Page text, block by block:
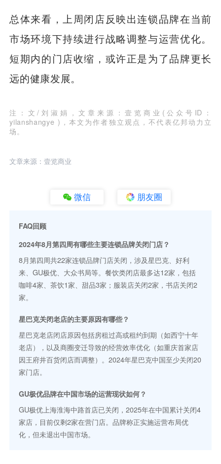
总体来看，上周闭店反映出连锁品牌在当前
市场环境下持续进行战略调整与运营优化。
短期内的门店收缩，或许正是为了品牌更长
远的健康发展。
注：文/刘淑娟，文章来源：壹览商业(公众号ID：
yilanshangye )，本文为作者独立观点，不代表亿邦动力立
场。
文章来源：壹览商业
微信 朋友圈
FAQ回顾
2024年8月第四周有哪些主要连锁品牌关闭门店？
8月第四周共22家连锁品牌门店关闭，涉及星巴克、好利
来、GU极优、大众书局等。餐饮类闭店最多达12家，包括
咖啡4家、茶饮1家、甜品3家；服装店关闭2家，书店关闭2
家。
星巴克关闭老店的主要原因有哪些？
星巴克老店闭店原因包括房租过高或租约到期（如西宁十年
老店），以及商圈变迁导致的经营效率优化（如重庆首家店
因王府井百货闭店而调整）。2024年星巴克中国至少关闭20
家门店。
GU极优品牌在中国市场的运营现状如何？
GU极优上海淮海中路首店已关闭，2025年在中国累计关闭4
家店，目前仅剩2家在营门店。品牌称正实施运营布局优
化，但未退出中国市场。